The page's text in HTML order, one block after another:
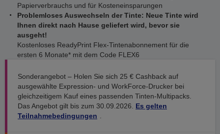
Papierverbrauchs und für Kosteneinsparungen
Problemloses Auswechseln der Tinte: Neue Tinte wird
Ihnen direkt nach Hause geliefert wird, bevor sie
ausgeht!
Kostenloses ReadyPrint Flex-Tintenabonnement für die
ersten 6 Monate* mit dem Code FLEX6
Sonderangebot – Holen Sie sich 25 € Cashback auf
ausgewählte Expression- und WorkForce-Drucker bei
gleichzeitigem Kauf eines passenden Tinten-Multipacks.
Das Angebot gilt bis zum 30.09.2026. Es gelten
Teilnahmebedingungen